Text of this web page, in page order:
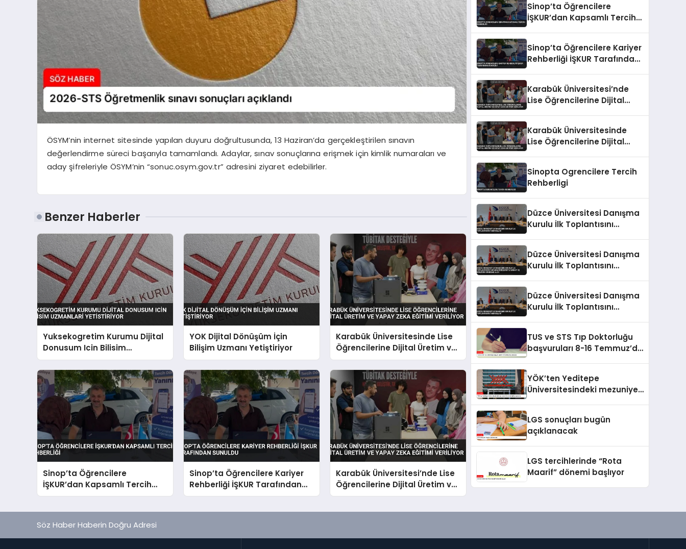
ÖSYM’nin internet sitesinde yapılan duyuru doğrultusunda, 13 Haziran’da gerçekleştirilen sınavın
değerlendirme süreci başarıyla tamamlandı. Adaylar, sınav sonuçlarına erişmek için kimlik numaraları ve
aday şifreleriyle ÖSYM’nin “sonuc.osym.gov.tr” adresini ziyaret edebilirler.
Benzer Haberler
Yuksekogretim Kurumu Dijital
Donusum Icin Bilisim
Uzmanlari Yetistiriyor
YOK Dijital Dönüşüm İçin
Bilişim Uzmanı Yetiştiriyor
Karabük Üniversitesinde Lise
Öğrencilerine Dijital Üretim ve
Yapay Zeka Eğitimi Veriliyor
Sinop’ta Öğrencilere
İŞKUR’dan Kapsamlı Tercih
Rehberliği
Sinop’ta Öğrencilere Kariyer
Rehberliği İŞKUR Tarafından
Sunuldu
Karabük Üniversitesi’nde Lise
Öğrencilerine Dijital Üretim ve
Yapay Zeka Eğitimi Veriliyor
Sinop’ta Öğrencilere
İŞKUR’dan Kapsamlı Tercih
Sinop’ta Öğrencilere Kariyer
Rehberliği İŞKUR Tarafından
Karabük Üniversitesi’nde
Lise Öğrencilerine Dijital
Karabük Üniversitesinde
Lise Öğrencilerine Dijital
Sinopta Ogrencilere Tercih
Rehberligi
Düzce Üniversitesi Danışma
Kurulu İlk Toplantısını
Düzce Üniversitesi Danışma
Kurulu İlk Toplantısını
Düzce Üniversitesi Danışma
Kurulu İlk Toplantısını
TUS ve STS Tıp Doktorluğu
başvuruları 8-16 Temmuz’da
YÖK’ten Yeditepe
Üniversitesindeki mezuniyet
LGS sonuçları bugün
açıklanacak
LGS tercihlerinde “Rota
Maarif” dönemi başlıyor
Söz Haber Haberin Doğru Adresi